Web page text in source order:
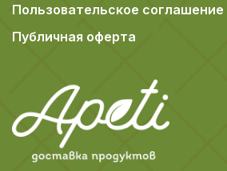
Пользовательское соглашение
Публичная оферта